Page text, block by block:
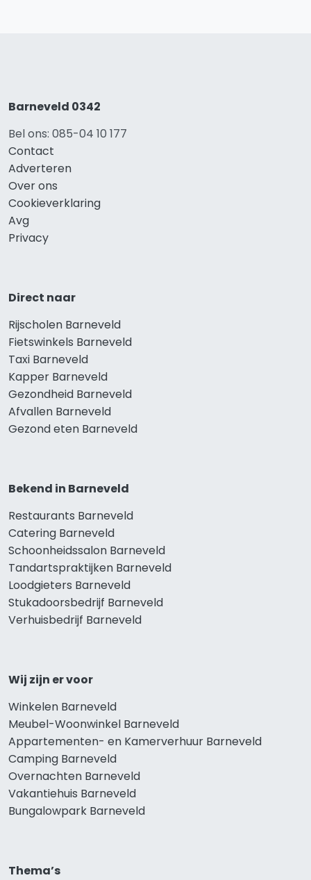
Barneveld 0342
Bel ons: 085-04 10 177
Contact
Adverteren
Over ons
Cookieverklaring
Avg
Privacy
Direct naar
Rijscholen Barneveld
Fietswinkels Barneveld
Taxi Barneveld
Kapper Barneveld
Gezondheid Barneveld
Afvallen Barneveld
Gezond eten Barneveld
Bekend in Barneveld
Restaurants Barneveld
Catering Barneveld
Schoonheidssalon Barneveld
Tandartspraktijken Barneveld
Loodgieters Barneveld
Stukadoorsbedrijf Barneveld
Verhuisbedrijf Barneveld
Wij zijn er voor
Winkelen Barneveld
Meubel-Woonwinkel Barneveld
Appartementen- en Kamerverhuur Barneveld
Camping Barneveld
Overnachten Barneveld
Vakantiehuis Barneveld
Bungalowpark Barneveld
Thema’s